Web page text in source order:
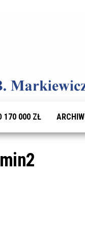
170 000 ZŁ